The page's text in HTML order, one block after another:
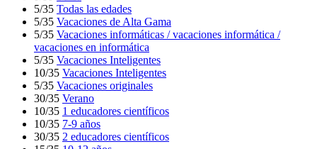
5/35 Todas las edades
5/35 Vacaciones de Alta Gama
5/35 Vacaciones informáticas / vacaciones informática /
vacaciones en informática
5/35 Vacaciones Inteligentes
10/35 Vacaciones Inteligentes
5/35 Vacaciones originales
30/35 Verano
10/35 1 educadores científicos
10/35 7-9 años
30/35 2 educadores científicos